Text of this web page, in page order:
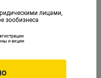
лицами,
зообизнеса
и акции